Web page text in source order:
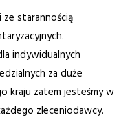
starannością
indywidualnych
za duże
kraju zatem jesteśmy w
zleceniodawcy.